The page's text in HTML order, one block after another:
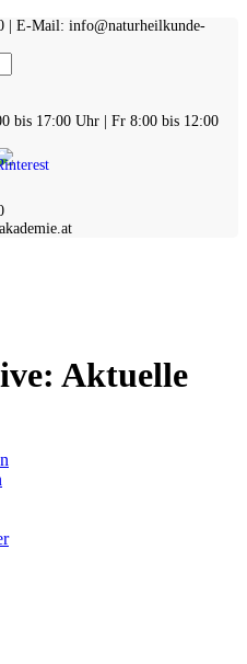
| E-Mail: info@naturheilkunde-
bis 17:00 Uhr | Fr 8:00 bis 12:00
Aktuelle